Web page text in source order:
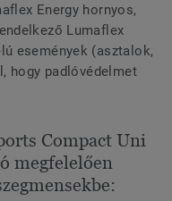
Energy hornyos,
Lumaflex
események (asztalok,
hogy padlóvédelmet
Compact Uni
megfelelően